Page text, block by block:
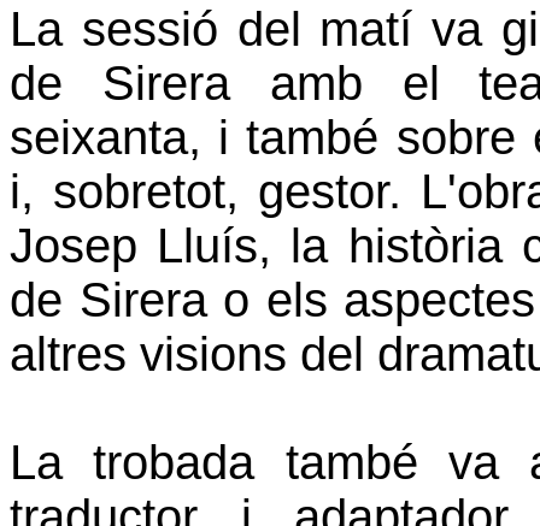
La sessió del matí va
de Sirera amb el
seixanta, i també
i, sobretot, gestor.
Josep Lluís, la història
de Sirera o els
altres visions del
La trobada també va